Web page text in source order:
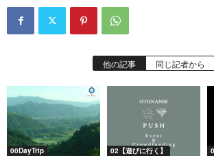
他の記事 同じ記者から
00DayTrip 02【遊びに行く】